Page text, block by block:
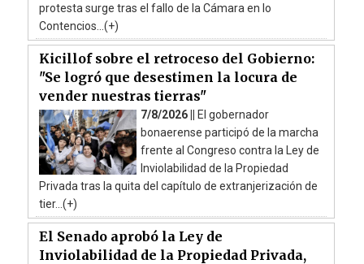
protesta surge tras el fallo de la Cámara en lo
Contencios...(+)
Kicillof sobre el retroceso del Gobierno:
"Se logró que desestimen la locura de
vender nuestras tierras"
7/8/2026 ||
El gobernador
bonaerense participó de la marcha
frente al Congreso contra la Ley de
Inviolabilidad de la Propiedad
Privada tras la quita del capítulo de extranjerización de
tier...(+)
El Senado aprobó la Ley de
Inviolabilidad de la Propiedad Privada,